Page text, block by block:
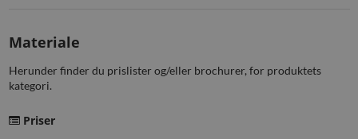
Materiale
Herunder finder du prislister og/eller brochurer, for produktets
kategori.
Priser